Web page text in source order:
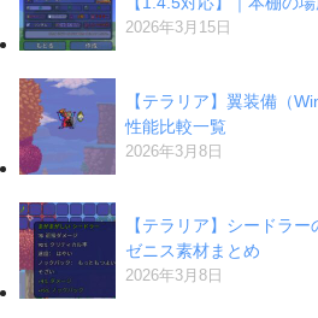
2026年3月15日
【テラリア】翼装備（
性能比較一覧
2026年3月8日
【テラリア】シードラ
ゼニス素材まとめ
2026年3月8日